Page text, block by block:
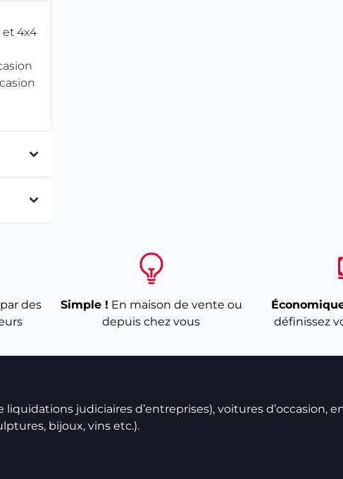
4x4
des
Simple ! En maison de vente ou
depuis chez vous
définissez
liquidations judiciaires d’entreprises), voitures
bijoux, vins etc.).